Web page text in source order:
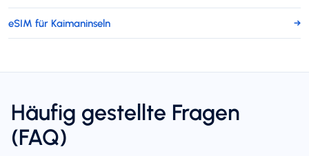
eSIM für Kaimaninseln →
Häufig gestellte Fragen
(FAQ)